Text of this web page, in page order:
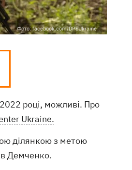
Фото: facebook.com/DPSUkraine
році, можливі. Про
Ukraine.
ділянкою з метою
Демченко.